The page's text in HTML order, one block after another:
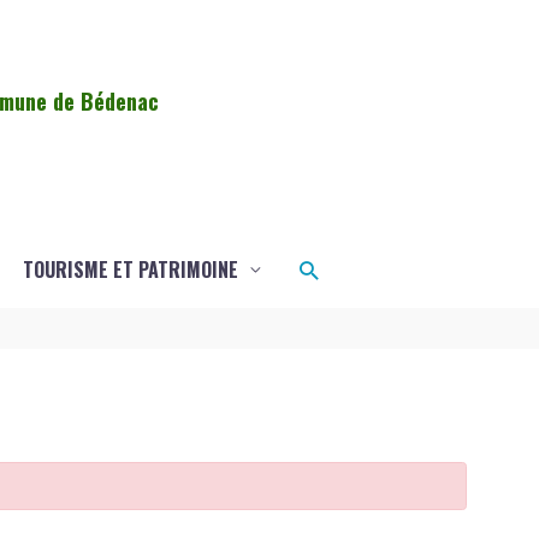
de Bédenac
TOURISME ET PATRIMOINE Rechercher